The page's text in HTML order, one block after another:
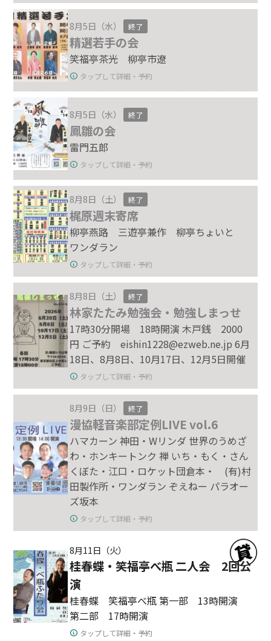
8月5日（水） 終了
精選若手の会
笑福亭茶光 柳亭市遼
タップして詳細・予約
8月5日（水） 終了
鳳雛の会
雷門五郎
タップして詳細・予約
8月8日（土） 終了
梶原週末寄席
柳亭燕路 三遊亭兼作 柳亭ちょいと
ワンダラン
タップして詳細・予約
8月8日（土） 終了
林家たたみ勉強会・勉強しまっせ
17時30分開場 18時開演 木戸銭 2000
円 ご予約 eishin1228@ezweb.ne.jp 6月
18日、8月8日、10月17日、12月5日開催
タップして詳細・予約
8月9日（日） 終了
漫協軽音楽部定例LIVE vol.6
ハマカーン 神田・Wリンダ 世界のうめざ
わ・ホンキートンク 禅 いち・もく・さん
くぼた・江口・ロケット団倉本・ (有)村
田製作所・ワンダラン ぞえねー パラオー
ズ坂本
タップして詳細・予約
8月11日（火）
桂春蝶・笑福亭べ瓶 二人会 2回公
演
桂春蝶 笑福亭べ瓶 第一部 13時開演
第二部 17時開演
タップして詳細・予約